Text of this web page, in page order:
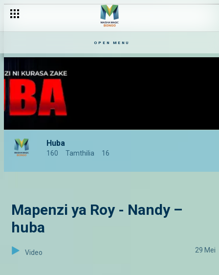
OPEN MENU
Huba
160 Tamthilia 16
Mapenzi ya Roy - Nandy –
huba
Video 29 Mei